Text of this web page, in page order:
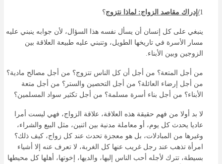
1/إدراك مقاصد الزواج: لماذا نتزوج؟
ينبغي على كل إنسان أن يسأل نفسه هذا السؤال، لأن جوابه ينبني عليه
مسار الأسرة في تاريخها الطويل، وتنبني عليه طبيعة العلاقة بين
الزوجين وبين الأبناء.
من أجل المتعة؟ من أجل أن كل الناس تتزوج؟ من أجل مصالح مادية؟
من أجل إرضاء العائلة؟ من أجل التحصين والستر؟ من أجل متعة
الأبناء؟ من أجل بناء أسرة مسلمة؟ من أجل تكثير سواد المسلمين؟
لا بد أولا من فهم حقيقة هذه العلاقة، علاقة الزواج، فهي ليست أمرا
عاديا يحدث كل يوم، أو معاملة مدنية بين اثنين، مثل البيع والشراء،
وغيرها من المبادلات، بل هو معجزة تحدث عند كل زواج، كيف ذلك؟
امرأة تذهب عند رجل غريب عنها كل الغربة، لا تعرف عنه إلا أشياء
بسيطة، تترك لأجله أحب الناس إليها، والديها، إخوتها، أهلها كل محيطها